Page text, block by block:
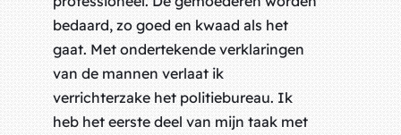
bedaard, zo goed en kwaad als het
gaat. Met ondertekende verklaringen
van de mannen verlaat ik
verrichterzake het politiebureau. Ik
heb het eerste deel van mijn taak met